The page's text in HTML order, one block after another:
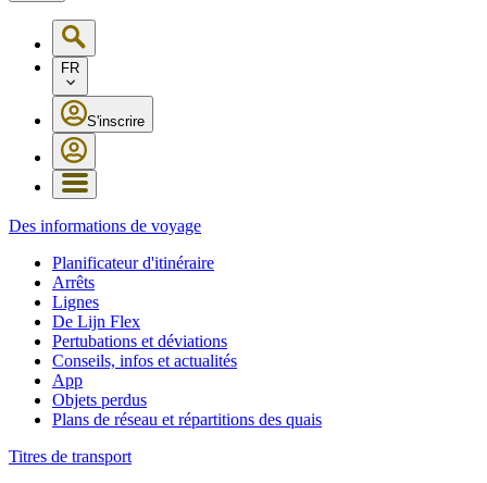
FR
S'inscrire
Des informations de voyage
Planificateur d'itinéraire
Arrêts
Lignes
De Lijn Flex
Pertubations et déviations
Conseils, infos et actualités
App
Objets perdus
Plans de réseau et répartitions des quais
Titres de transport